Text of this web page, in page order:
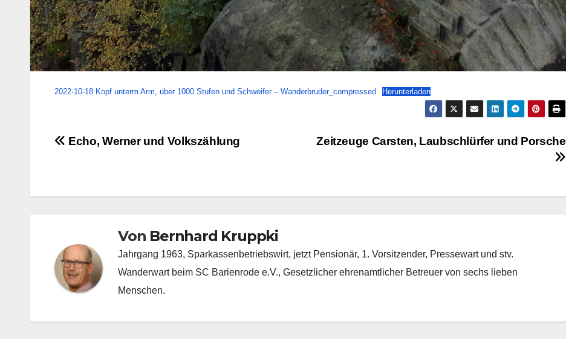
2022-10-18 Kopf unterm Arm, über 1000 Stufen und Schweifer – Wanderbruder_compressed Herunterladen
Beitragsnavigation Zeitzeuge Carsten, Laubschlürfer und Porsche
Echo, Werner und Volkszählung
Von Bernhard Kruppki
Jahrgang 1963, Sparkassenbetriebswirt, jetzt Pensionär, 1. Vorsitzender, Pressewart und stv.
Wanderwart beim SC Barienrode e.V., Gesetzlicher ehrenamtlicher Betreuer von sechs lieben
Menschen.